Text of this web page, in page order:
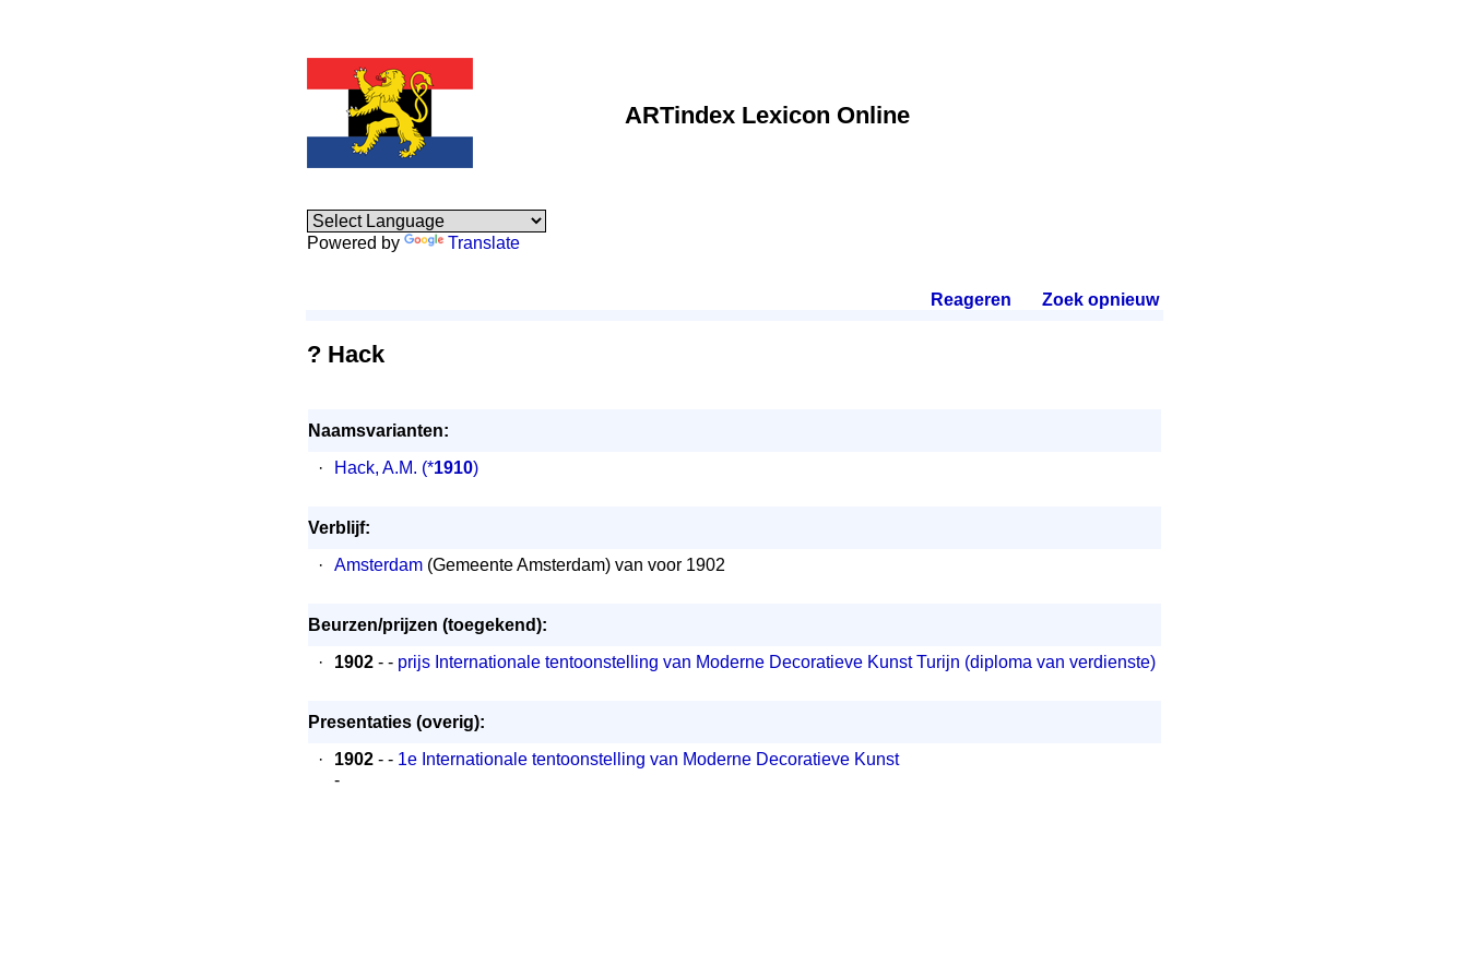
ARTindex Lexicon Online
Powered by Translate
Reageren Zoek opnieuw.
? Hack
Naamsvarianten:
·
Hack, A.M. (*1910)
Verblijf:
·
Amsterdam(Gemeente Amsterdam) van voor 1902
Beurzen/prijzen (toegekend):
·
1902- - prijs Internationale tentoonstelling van Moderne Decoratieve Kunst Turijn (diploma van verdienste)
Presentaties (overig):
·
1902- - 1e Internationale tentoonstelling van Moderne Decoratieve Kunst
-